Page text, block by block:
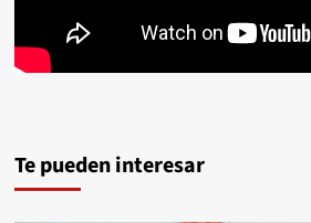
Te pueden interesar